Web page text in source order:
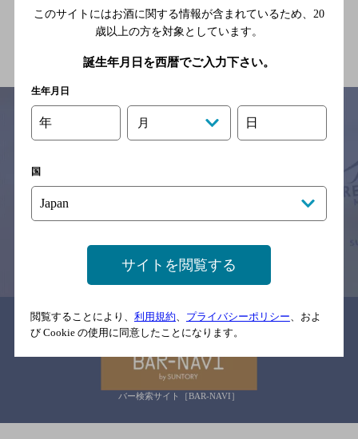
関連ページ
※それぞれのお店のメニューや営業時間などの掲載情報については、
念のためお店にご確認の上ご来店くださいますようお願い申し上げま
す。
関連リンク
バー検索サイト［BAR-NAVI］
このサイトにはお酒に関する情報が含まれているため、 20
歳以上の方を対象としています。
誕生年月日を西暦でご入力下さい。
生年月日
年 月 日
国
サイトを閲覧する
閲覧することにより、 利用規約 プライバシーポリシー 、およ
び Cookie の使用に同意したことになります。